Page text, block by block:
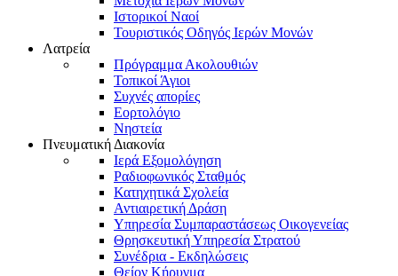
Ιστορικοί Ναοί
Τουριστικός Οδηγός Ιερών Μονών
Λατρεία
Πρόγραμμα Ακολουθιών
Τοπικοί Άγιοι
Συχνές απορίες
Εορτολόγιο
Νηστεία
Πνευματική Διακονία
Ιερά Εξομολόγηση
Ραδιοφωνικός Σταθμός
Κατηχητικά Σχολεία
Αντιαιρετική Δράση
Υπηρεσία Συμπαραστάσεως Οικογενείας
Θρησκευτική Υπηρεσία Στρατού
Συνέδρια - Εκδηλώσεις
Θείον Κήρυγμα